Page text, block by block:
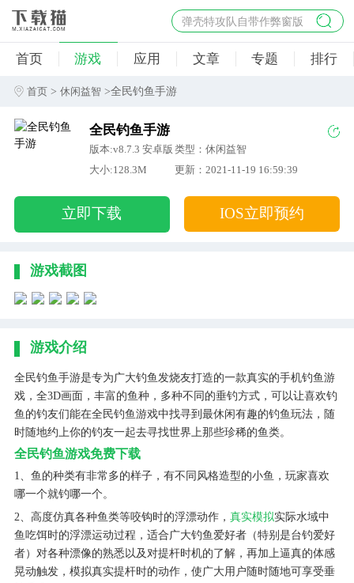
弹壳特攻队自带作弊窗版
杀手47行动
地狱幸存者破解版
首页 游戏 应用 文章 专题 排行
首页 >休闲益智 >全民钓鱼手游
全民钓鱼手游
版本:v8.7.3 安卓版 类型：休闲益智
大小:128.3M
更新：2021-11-19 16:59:39
立即下载 IOS立即预约
游戏截图
游戏介绍
全民钓鱼手游是专为广大钓鱼发烧友打造的一款真实的手机钓鱼游
戏，全3D画面，丰富的鱼种，多种不同的垂钓方式，可以让喜欢钓
鱼的钓友们能在全民钓鱼游戏中找寻到最休闲有趣的钓鱼玩法，随
时随地约上你的钓友一起去寻找世界上那些珍稀的鱼类。
全民钓鱼游戏免费下载
1、鱼的种类有非常多的样子，有不同风格造型的小鱼，玩家喜欢
哪一个就钓哪一个。
2、高度仿真各种鱼类等咬钩时的浮漂动作， 真实模拟实际水域中
鱼吃饵时的浮漂运动过程，适合广大钓鱼爱好者（特别是台钓爱好
者）对各种漂像的熟悉以及对提杆时机的了解，再加上逼真的体感
晃动触发，模拟真实提杆时的动作，使广大用户随时随地可享受垂